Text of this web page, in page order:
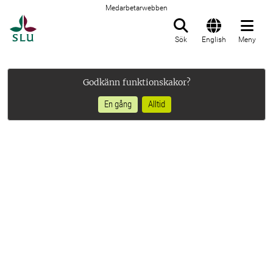
Medarbetarwebben
Sök English Meny
Godkänn funktionskakor?
En gång
Alltid